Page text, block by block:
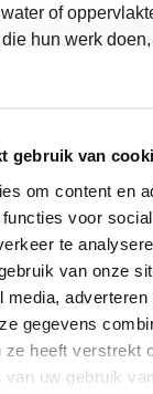
gebruik van
om content en
voor
te
van onze
media,
gegevens
ze heeft verstrekt
uw gebruik
of
hun werk
sector zijn
en maximale
werkt in een
storing of
voor zowel
Daarom zijn
essentieel.